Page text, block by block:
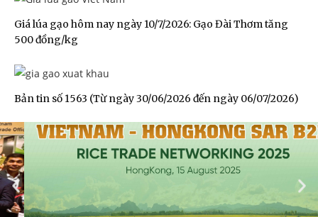
Giá lúa gạo hôm nay ngày 10/7/2026: Gạo Đài Thơm tăng
500 đồng/kg
Bản tin số 1563 (Từ ngày 30/06/2026 đến ngày 06/07/2026)
Đoàn Xúc tiến Thương mại tại Hong Kong SAR,